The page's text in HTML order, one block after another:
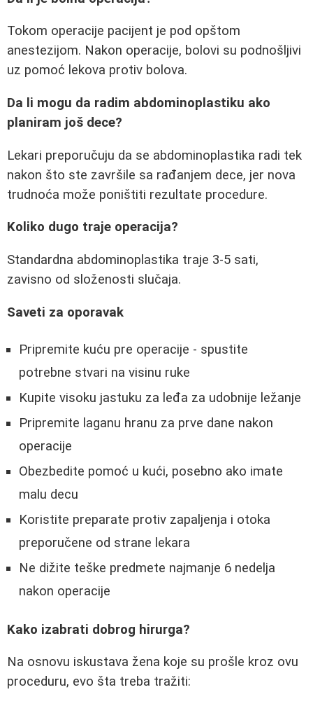
Tokom operacije pacijent je pod opštom
anestezijom. Nakon operacije, bolovi su podnošljivi
uz pomoć lekova protiv bolova.
Da li mogu da radim abdominoplastiku ako
planiram još dece?
Lekari preporučuju da se abdominoplastika radi tek
nakon što ste završile sa rađanjem dece, jer nova
trudnoća može poništiti rezultate procedure.
Koliko dugo traje operacija?
Standardna abdominoplastika traje 3-5 sati,
zavisno od složenosti slučaja.
Saveti za oporavak
Pripremite kuću pre operacije - spustite
potrebne stvari na visinu ruke
Kupite visoku jastuku za leđa za udobnije ležanje
Pripremite laganu hranu za prve dane nakon
operacije
Obezbedite pomoć u kući, posebno ako imate
malu decu
Koristite preparate protiv zapaljenja i otoka
preporučene od strane lekara
Ne dižite teške predmete najmanje 6 nedelja
nakon operacije
Kako izabrati dobrog hirurga?
Na osnovu iskustava žena koje su prošle kroz ovu
proceduru, evo šta treba tražiti: